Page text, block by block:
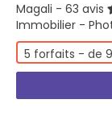
Magali - 63 avis
Immobilier -
5 forfaits - de